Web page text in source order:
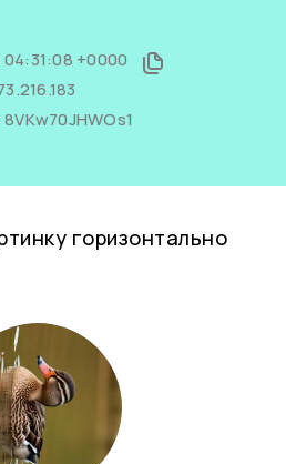
+0000
8VKw70JHWOs1
горизонтально